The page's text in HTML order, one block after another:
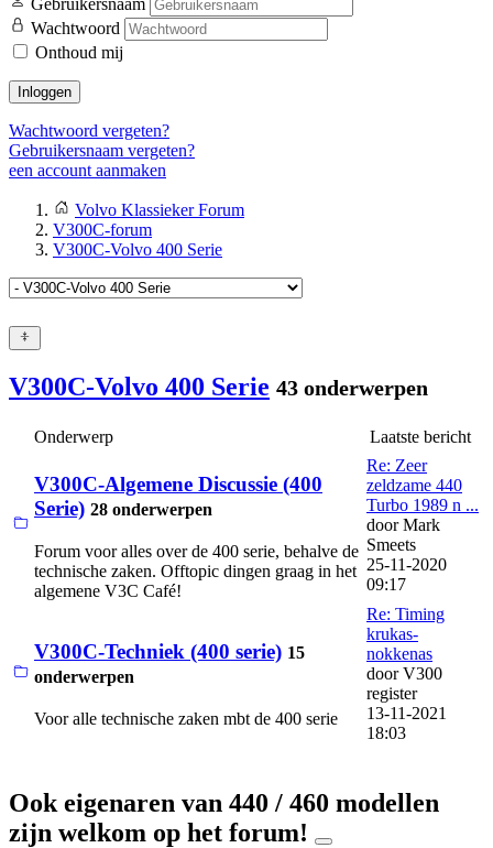
Gebruikersnaam
Wachtwoord
Onthoud mij
Inloggen
Wachtwoord vergeten?
Gebruikersnaam vergeten?
een account aanmaken
Volvo Klassieker Forum
V300C-forum
V300C-Volvo 400 Serie
V300C-Volvo 400 Serie 43 onderwerpen
Onderwerp Laatste bericht
V300C-Algemene Discussie (400
Serie) 28 onderwerpen
Forum voor alles over de 400 serie, behalve de
technische zaken. Offtopic dingen graag in het
algemene V3C Café!
Re: Zeer
zeldzame 440
Turbo 1989 n ...
doorMark
Smeets
25-11-2020
09:17
V300C-Techniek (400 serie) 15
onderwerpen
Voor alle technische zaken mbt de 400 serie
Re: Timing
krukas-
nokkenas
doorV300
register
13-11-2021
18:03
Ook eigenaren van 440 / 460 modellen
zijn welkom op het forum!